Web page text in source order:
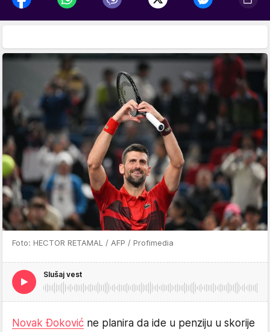
Foto: HECTOR RETAMAL / AFP / Profimedia
Slušaj vest
Novak Đoković ne planira da ide u penziju u skorije